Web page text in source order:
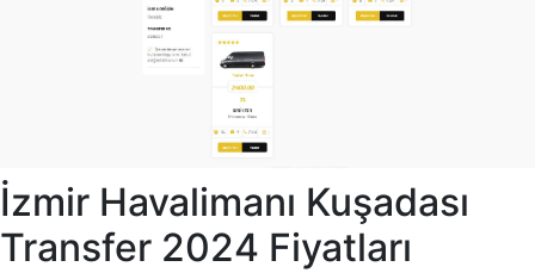
İzmir Havalimanı Kuşadası
Transfer 2024 Fiyatları